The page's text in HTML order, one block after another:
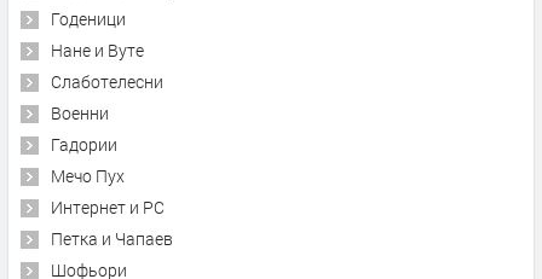
Годеници
Нане и Вуте
Слаботелесни
Военни
Гадории
Мечо Пух
Интернет и PC
Петка и Чапаев
Шофьори